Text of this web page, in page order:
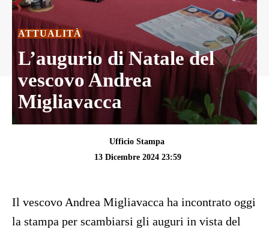
ATTUALITÀ
L’augurio di Natale del
vescovo Andrea
Migliavacca
Ufficio Stampa
13 Dicembre 2024 23:59
Il vescovo Andrea Migliavacca ha incontrato oggi
la stampa per scambiarsi gli auguri in vista del